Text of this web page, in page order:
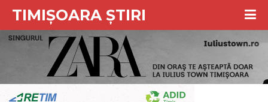
TIMIȘOARA ȘTIRI